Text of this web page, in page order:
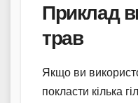
Приклад
трав
Якщо ви
покласти кілька